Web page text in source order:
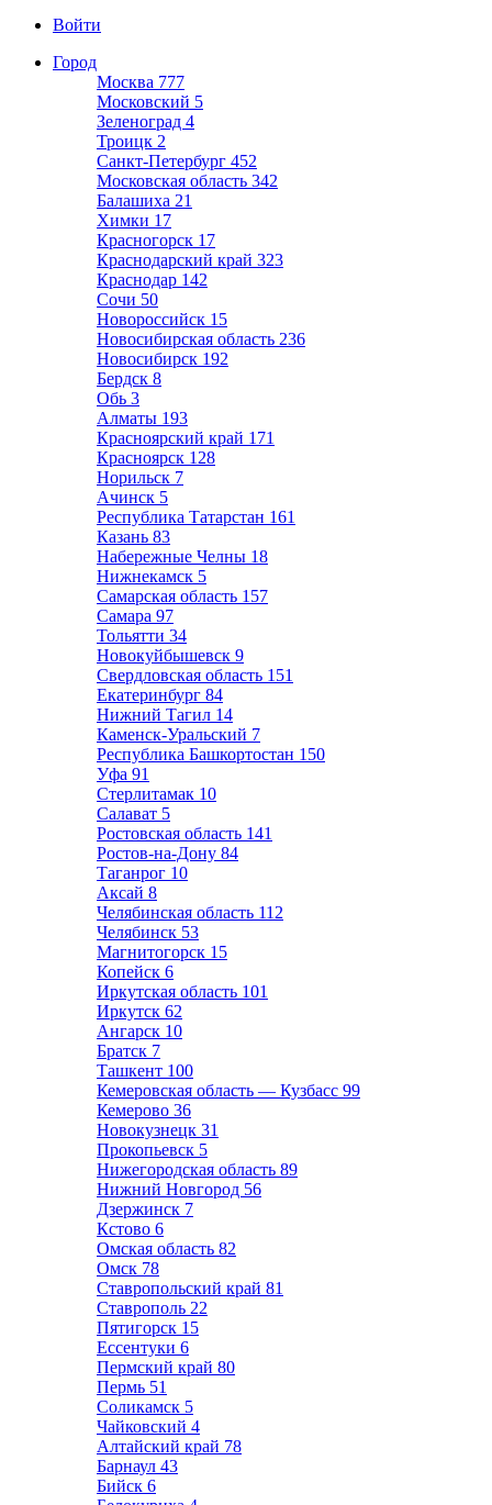
Войти
Город
Москва 777
Московский 5
Зеленоград 4
Троицк 2
Санкт-Петербург 452
Московская область 342
Балашиха 21
Химки 17
Красногорск 17
Краснодарский край 323
Краснодар 142
Сочи 50
Новороссийск 15
Новосибирская область 236
Новосибирск 192
Бердск 8
Обь 3
Алматы 193
Красноярский край 171
Красноярск 128
Норильск 7
Ачинск 5
Республика Татарстан 161
Казань 83
Набережные Челны 18
Нижнекамск 5
Самарская область 157
Самара 97
Тольятти 34
Новокуйбышевск 9
Свердловская область 151
Екатеринбург 84
Нижний Тагил 14
Каменск-Уральский 7
Республика Башкортостан 150
Уфа 91
Стерлитамак 10
Салават 5
Ростовская область 141
Ростов-на-Дону 84
Таганрог 10
Аксай 8
Челябинская область 112
Челябинск 53
Магнитогорск 15
Копейск 6
Иркутская область 101
Иркутск 62
Ангарск 10
Братск 7
Ташкент 100
Кемеровская область — Кузбасс 99
Кемерово 36
Новокузнецк 31
Прокопьевск 5
Нижегородская область 89
Нижний Новгород 56
Дзержинск 7
Кстово 6
Омская область 82
Омск 78
Ставропольский край 81
Ставрополь 22
Пятигорск 15
Ессентуки 6
Пермский край 80
Пермь 51
Соликамск 5
Чайковский 4
Алтайский край 78
Барнаул 43
Бийск 6